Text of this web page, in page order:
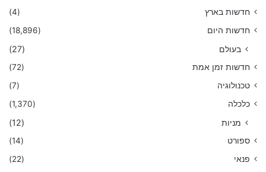
חדשות בארץ
(4)
חדשות היום
(18,896)
בעולם (27)
חדשות זמן אמת
(72)
טכנולוגיה
(7)
כלכלה
(1,370)
מניות (12)
ספורט
(14)
פנאי
(22)